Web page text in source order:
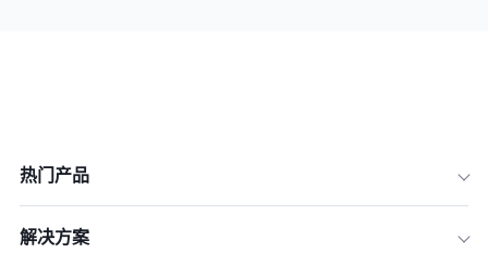
热门产品
解决方案